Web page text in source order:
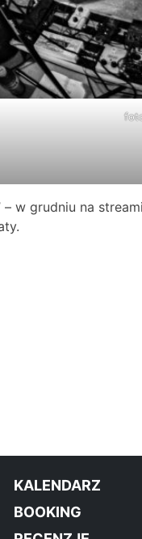
w grudniu na
KALENDARZ
BOOKING